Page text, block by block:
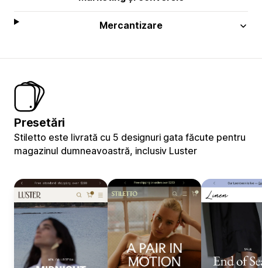
Mercantizare
Presetări
Stiletto este livrată cu 5 designuri gata făcute pentru
magazinul dumneavoastră, inclusiv Luster